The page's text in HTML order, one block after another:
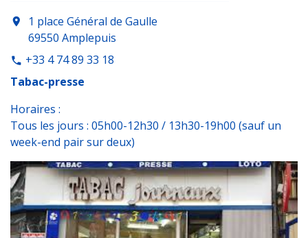
location_on
1 place Général de Gaulle
69550 Amplepuis
phone +33 4 74 89 33 18
Tabac-presse
Horaires :
Tous les jours : 05h00-12h30 / 13h30-19h00 (sauf un
week-end pair sur deux)